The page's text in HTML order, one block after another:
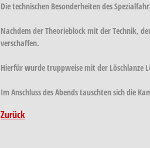
Die technischen Besonderheiten des
Nachdem der Theorieblock mit der Technik,
verschaffen.
Hierfür wurde truppweise mit der Löschlanze
Im Anschluss des Abends tauschten sich die
Zurück